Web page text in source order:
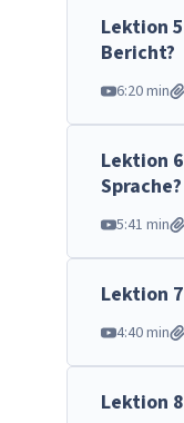
Lektion 5
Bericht?
6:20 min
Lektion 6
Sprache?
5:41 min
Lektion 7
4:40 min
Lektion 8